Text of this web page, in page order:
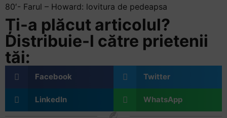
80′- Farul – Howard: lovitura de pedeapsa
Ți-a plăcut articolul?
Distribuie-l către prietenii
tăi:
Facebook Twitter
LinkedIn WhatsApp